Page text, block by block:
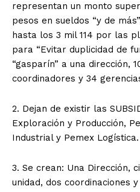
representan un monto
pesos en sueldos “y de
hasta los 3 mil 114 por las
para “Evitar duplicidad de
“gasparín” a una dirección,
coordinadores y 34
2. Dejan de existir las
Exploración y Producción,
Industrial y Pemex Logística.
3. Se crean: Una Dirección,
unidad, dos coordinaciones